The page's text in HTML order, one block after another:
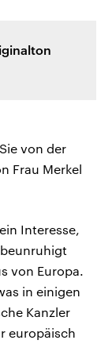
von der
Frau Merkel
Interesse,
von Europa.
in einigen
Kanzler
europäisch